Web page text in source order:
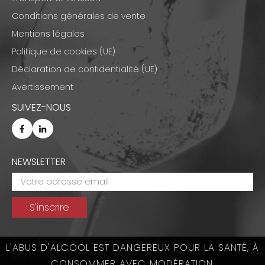
L'ABUS D'ALCOOL EST DANGEREUX POUR LA SANTÉ, À
Conditions générales de vente
Mentions légales
Politique de cookies (UE)
Déclaration de confidentialité (UE)
Avertissement
SUIVEZ-NOUS
NEWSLETTER
Tous droits réservés © Emmanuel Nasti 2026